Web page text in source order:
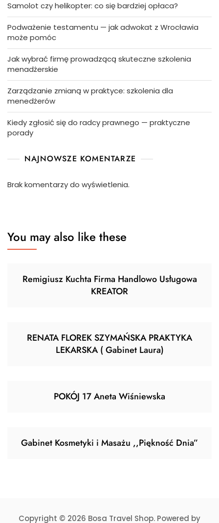
Samolot czy helikopter: co się bardziej opłaca?
Podważenie testamentu — jak adwokat z Wrocławia
może pomóc
Jak wybrać firmę prowadzącą skuteczne szkolenia
menadżerskie
Zarządzanie zmianą w praktyce: szkolenia dla
menedżerów
Kiedy zgłosić się do radcy prawnego — praktyczne
porady
NAJNOWSZE KOMENTARZE
Brak komentarzy do wyświetlenia.
You may also like these
Remigiusz Kuchta Firma Handlowo Usługowa
KREATOR
RENATA FLOREK SZYMAŃSKA PRAKTYKA
LEKARSKA ( Gabinet Laura)
POKÓJ 17 Aneta Wiśniewska
Gabinet Kosmetyki i Masażu ,,Piękność Dnia”
Copyright © 2026 Bosa Travel Shop. Powered by